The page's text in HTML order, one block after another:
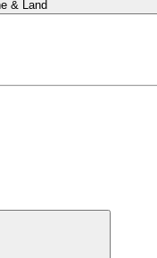
& Land